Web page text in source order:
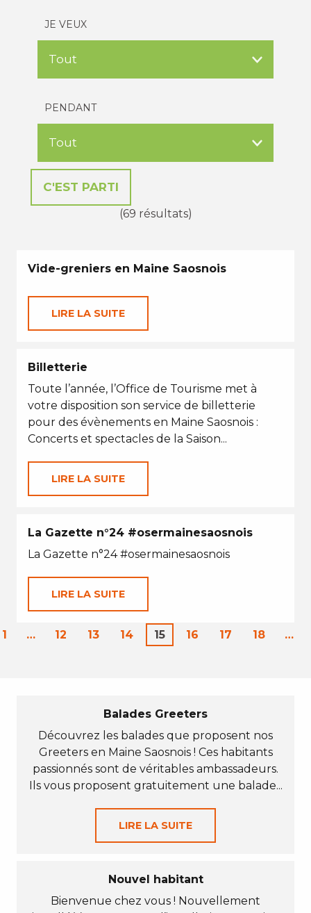
JE VEUX
PENDANT
(69 résultats)
Vide-greniers en Maine Saosnois
LIRE LA SUITE
Billetterie
Toute l’année, l’Office de Tourisme met à
votre disposition son service de billetterie
pour des évènements en Maine Saosnois :
Concerts et spectacles de la Saison...
LIRE LA SUITE
La Gazette n°24 #osermainesaosnois
La Gazette n°24 #osermainesaosnois
LIRE LA SUITE
1 … 12 13 14 15 16 17 18 …
Balades Greeters
Découvrez les balades que proposent nos
Greeters en Maine Saosnois ! Ces habitants
passionnés sont de véritables ambassadeurs.
Ils vous proposent gratuitement une balade...
LIRE LA SUITE
Nouvel habitant
Bienvenue chez vous ! Nouvellement